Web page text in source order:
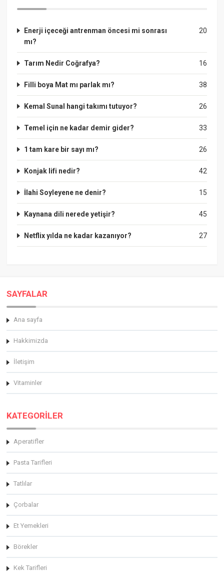
20
Enerji içeceği antrenman öncesi mi sonrası
mı?
16
Tarım Nedir Coğrafya?
38
Filli boya Mat mı parlak mı?
26
Kemal Sunal hangi takımı tutuyor?
33
Temel için ne kadar demir gider?
26
1 tam kare bir sayı mı?
42
Konjak lifi nedir?
15
İlahi Soyleyene ne denir?
45
Kaynana dili nerede yetişir?
27
Netflix yılda ne kadar kazanıyor?
SAYFALAR
Ana sayfa
Hakkimizda
İletişim
Vitaminler
KATEGORİLER
Aperatifler
Pasta Tarifleri
Tatlılar
Çorbalar
Et Yemekleri
Börekler
Kek Tarifleri